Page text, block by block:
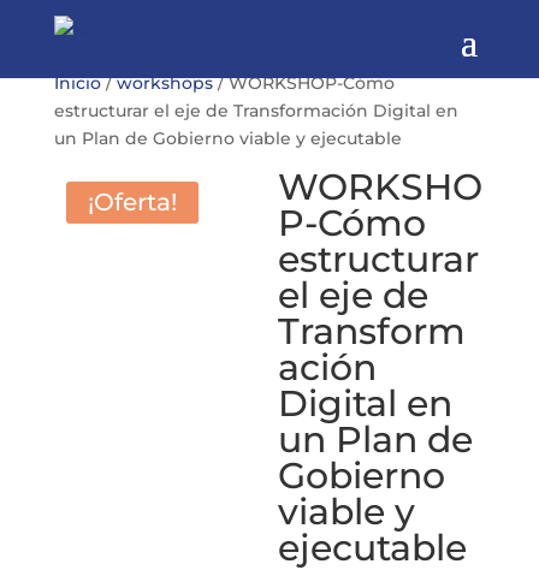
Inicio/workshops/ WORKSHOP-Cómo
estructurar el eje de Transformación Digital en
un Plan de Gobierno viable y ejecutable
¡Oferta!
WORKSHO
P-Cómo
estructurar
el eje de
Transform
ación
Digital en
un Plan de
Gobierno
viable y
ejecutable